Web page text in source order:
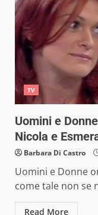
TV
Uomini e
Nicola e
Barbara Di Castro
Uomini e Donne
come tale non se
Read More